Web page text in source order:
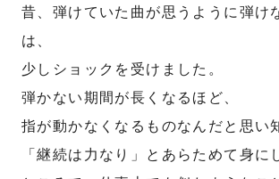
昔、弾けていた曲が思うように弾け
は、
少しショックを受けました。
弾かない期間が長くなるほど、
指が動かなくなるものなんだと思い
「継続は力なり」とあらためて身に